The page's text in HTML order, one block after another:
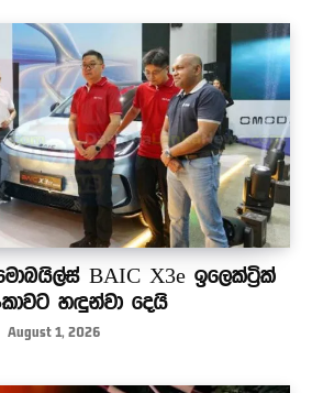
BAIC X3e ඉලෙක්ට්‍රික්
හඳුන්වා දෙයි
August 1, 2026